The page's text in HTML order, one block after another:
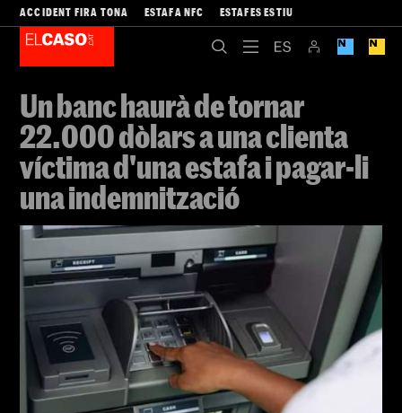
ACCIDENT FIRA TONA ESTAFA NFC ESTAFES ESTIU
Un banc haurà de tornar
22.000 dòlars a una clienta
víctima d'una estafa i pagar-li
una indemnització